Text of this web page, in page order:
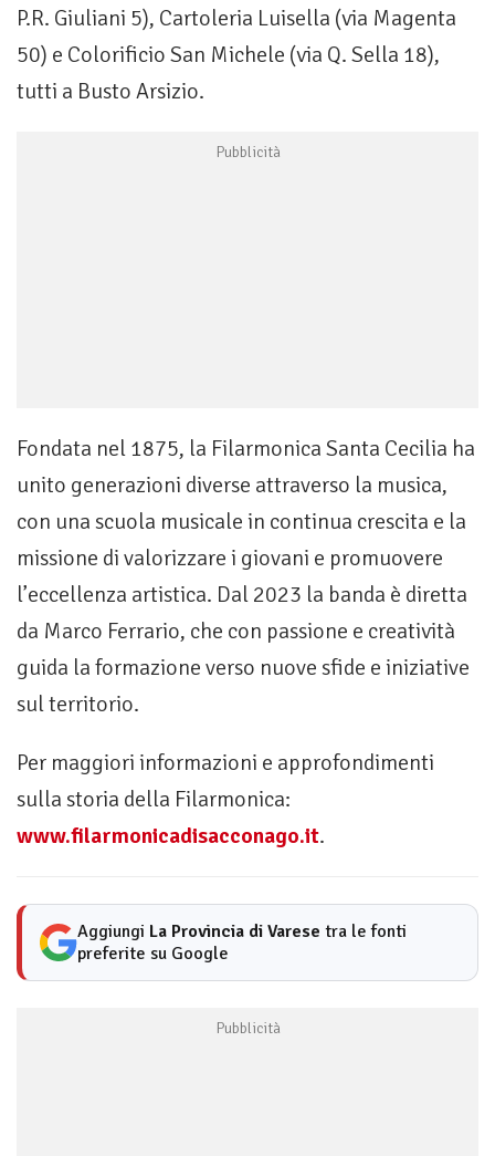
P.R. Giuliani 5), Cartoleria Luisella (via Magenta
50) e Colorificio San Michele (via Q. Sella 18),
tutti a Busto Arsizio.
Fondata nel 1875, la Filarmonica Santa Cecilia ha
unito generazioni diverse attraverso la musica,
con una scuola musicale in continua crescita e la
missione di valorizzare i giovani e promuovere
l’eccellenza artistica. Dal 2023 la banda è diretta
da Marco Ferrario, che con passione e creatività
guida la formazione verso nuove sfide e iniziative
sul territorio.
Per maggiori informazioni e approfondimenti
sulla storia della Filarmonica:
www.filarmonicadisacconago.it.
Aggiungi La Provincia di Varese tra le fonti
preferite su Google